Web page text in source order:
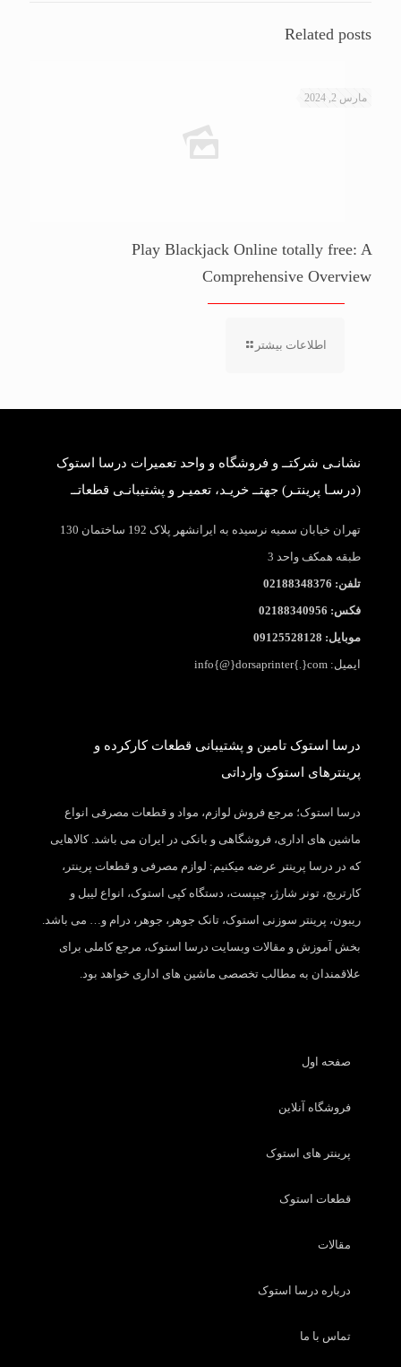
Related posts
مارس 2, 2024
Play Blackjack Online totally free: A
Comprehensive Overview
اطلاعات بیشتر
نشانـی شرکتــ و فروشگاه و واحد تعمیرات درسا استوک
(درسـا پرینتـر) جهتــ خریـد، تعمیـر و پشتیبانـی قطعاتــ
تهران خیابان سمیه نرسیده به ایرانشهر پلاک 192 ساختمان 130
طبقه همکف واحد 3
تلفن: 02188348376
فکس: 02188340956
موبایل: 09125528128
ایمیل: info{@}dorsaprinter{.}com
درسا استوک تامین و پشتیبانی قطعات کارکرده و
پرینترهای استوک وارداتی
درسا استوک؛ مرجع فروش لوازم، مواد و قطعات مصرفی انواع
ماشین های اداری، فروشگاهی و بانکی در ایران می باشد. کالاهایی
که در درسا پرینتر عرضه میکنیم: لوازم مصرفی و قطعات پرینتر،
کارتریج، تونر شارژ، چیپست، دستگاه کپی استوک، انواع لیبل و
ریبون، پرینتر سوزنی استوک، تانک جوهر، جوهر، درام و… می باشد.
بخش آموزش و مقالات وبسایت درسا استوک، مرجع کاملی برای
علاقمندان به مطالب تخصصی ماشین های اداری خواهد بود.
صفحه اول
فروشگاه آنلاین
پرینتر های استوک
قطعات استوک
مقالات
درباره درسا استوک
تماس با ما